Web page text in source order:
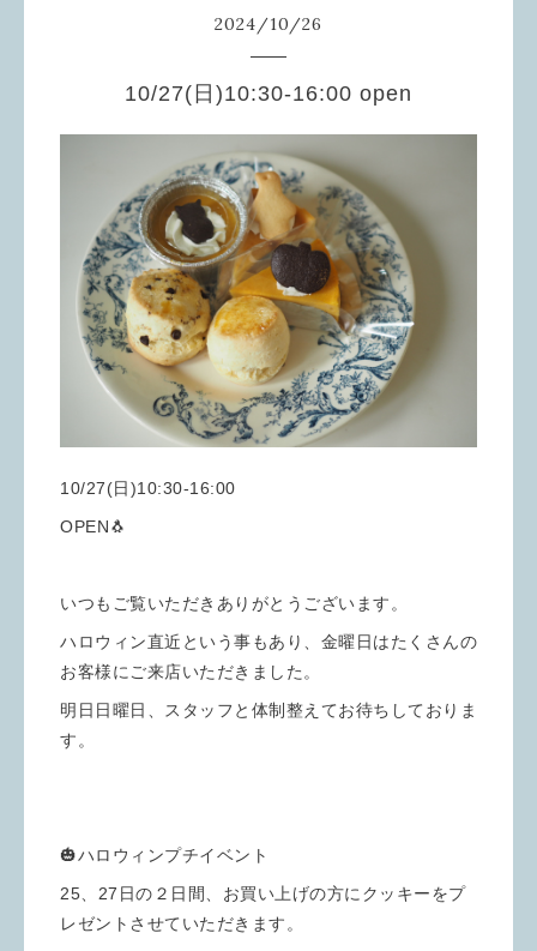
2024/10/26
10/27(日)10:30-16:00 open
10/27(日)10:30-16:00
OPEN🐧
いつもご覧いただきありがとうございます。
ハロウィン直近という事もあり、金曜日はたくさんの
お客様にご来店いただきました。
明日日曜日、スタッフと体制整えてお待ちしておりま
す。
🎃ハロウィンプチイベント
25、27日の２日間、お買い上げの方にクッキーをプ
レゼントさせていただきます。